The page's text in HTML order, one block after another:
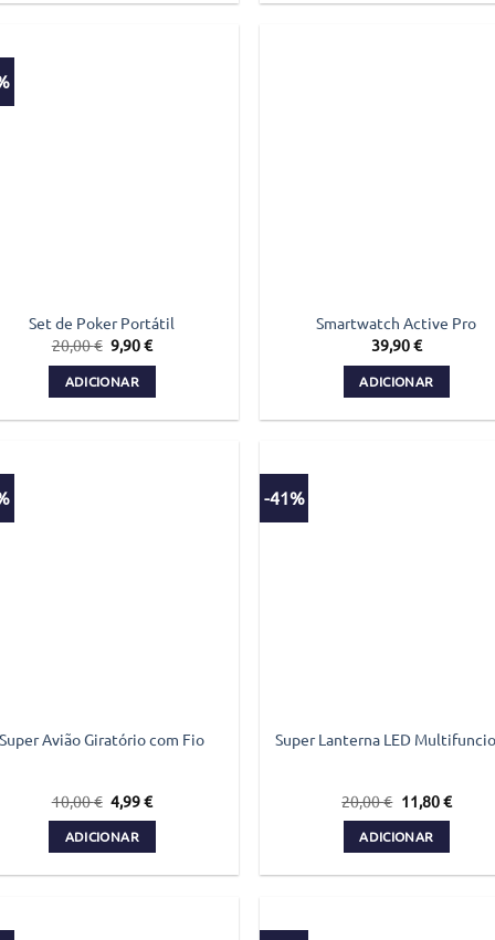
Set de Poker Portátil
20,00€ O
preço
original
era:
9,90€O
ADICIONAR
Smartwatch Active Pro
39,90€
ADICIONAR
Super Avião Giratório com Fio
10,00€ O
preço
original
era:
4,99€O
ADICIONAR
-41%
Super Lanterna LED
20,00€ O
preço
original
era:
11,80€O
ADICIONAR